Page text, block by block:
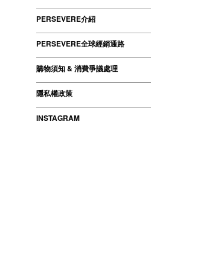
PERSEVERE介紹
PERSEVERE全球經銷通路
購物須知 & 消費爭議處理
隱私權政策
INSTAGRAM